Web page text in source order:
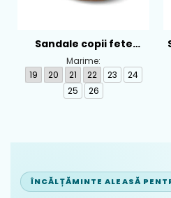
Sandale copii fete
calapod lat din textil
Biomecanics, Roz -
262193-A103
Marime:
19
20 21 22 23
24
25
26
ÎNCĂLȚĂMINTE ALEASĂ